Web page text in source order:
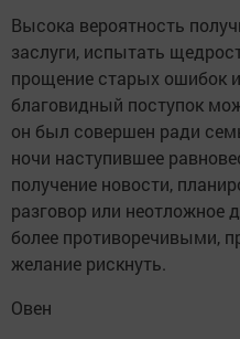
Высока вероятность
заслуги, испытать
прощение старых ошибок
благовидный поступок
он был совершен ради
ночи наступившее
получение новости,
разговор или неотложное
более противоречивыми,
желание рискнуть.
Овен